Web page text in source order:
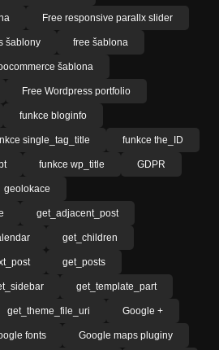
Free responsive parallx slider
šablony free šablona
šablona
Free Wordpress portfolio
funkce bloginfo
single_tag_title funkce the_ID
funkce wp_title GDPR
geolokace
get_adjacent_post
get_children
get_posts
get_template_part
get_theme_file_uri Google +
fonts Google maps pluginy